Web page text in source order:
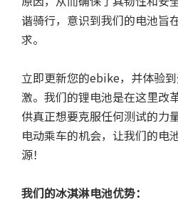
谐骑行，意识到我们的电池旨
求。
立即更新您的ebike，并体验
激。我们的锂电池是在这里改
供真正想要克服任何测试的力
电动乘车的机会，让我们的电
源！
我们的冰淇淋电池优势：